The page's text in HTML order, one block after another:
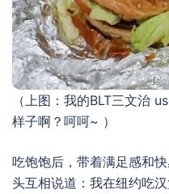
（上图：我的BLT三文治
样子啊？呵呵~ ）
吃饱饱后，带着满足感和
头互相说道：我在纽约吃